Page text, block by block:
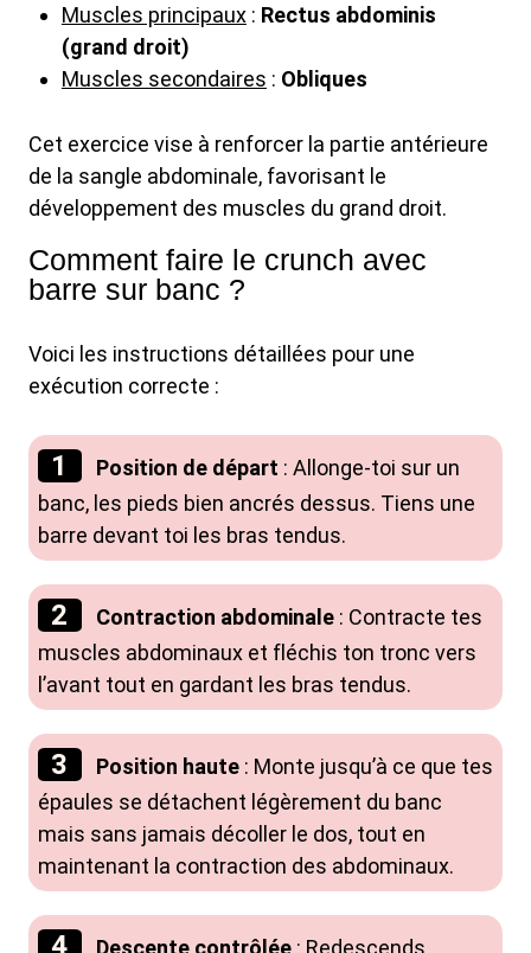
Muscles principaux: Rectus abdominis
(grand droit)
Muscles secondaires : Obliques
Cet exercice vise à renforcer la partie antérieure
de la sangle abdominale, favorisant le
développement des muscles du grand droit.
Comment faire le crunch avec
barre sur banc ?
Voici les instructions détaillées pour une
exécution correcte :
Position de départ : Allonge-toi sur un
banc, les pieds bien ancrés dessus. Tiens une
barre devant toi les bras tendus.
Contraction abdominale: Contracte tes
muscles abdominaux et fléchis ton tronc vers
l’avant tout en gardant les bras tendus.
Position haute: Monte jusqu’à ce que tes
épaules se détachent légèrement du banc
mais sans jamais décoller le dos, tout en
maintenant la contraction des abdominaux.
Descente contrôlée: Redescends